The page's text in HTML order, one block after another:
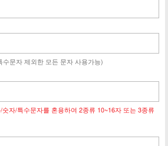
수문자 제외한 모든 문자 사용가능)
숫자/특수문자를 혼용하여 2종류 10~16자 또는 3종류